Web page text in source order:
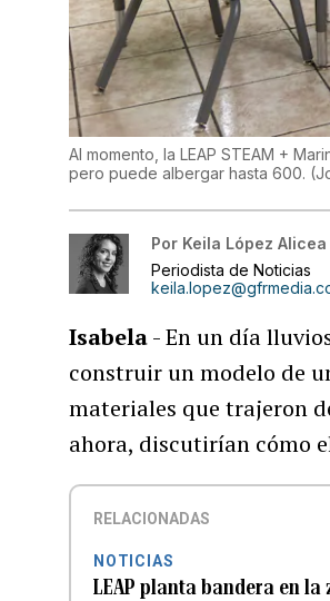
Al momento, la LEAP STEAM +
pero puede albergar hasta 600. (
Por Keila López Alicea
Periodista de Noticias
Isabela- En un día
construir un modelo de
materiales que trajeron
ahora, discutirían cómo
RELACIONADAS
NOTICIAS
LEAP planta bandera en